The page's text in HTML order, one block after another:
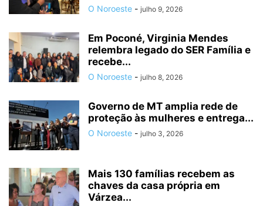
O Noroeste - julho 9, 2026
Em Poconé, Virginia Mendes
relembra legado do SER Família e
recebe...
O Noroeste - julho 8, 2026
Governo de MT amplia rede de
proteção às mulheres e entrega...
O Noroeste - julho 3, 2026
Mais 130 famílias recebem as
chaves da casa própria em
Várzea...